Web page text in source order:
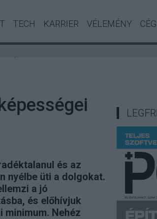
TECH KARRIER VÉLEMÉNY
és az
nyélbe üti a dolgokat.
a jó
és előhívjuk
Nehéz